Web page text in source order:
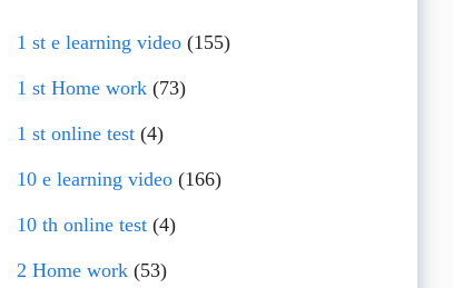
1 st e learning video(155)
1 st Home work(73)
1 st online test(4)
10 e learning video(166)
10 th online test(4)
2 Home work(53)